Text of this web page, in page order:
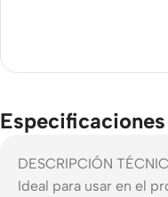
Especificaciones
DESCRIPCIÓN
Ideal para usar en el